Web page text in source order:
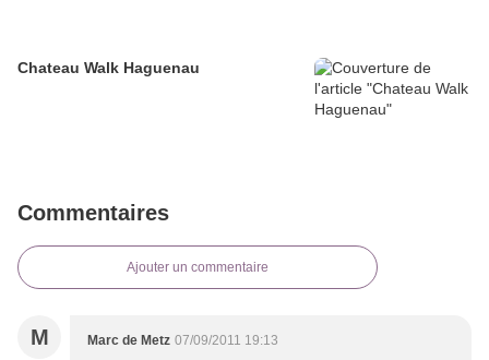
Chateau Walk Haguenau
Commentaires
Ajouter un commentaire
M Marc de Metz 07/09/2011 19:13